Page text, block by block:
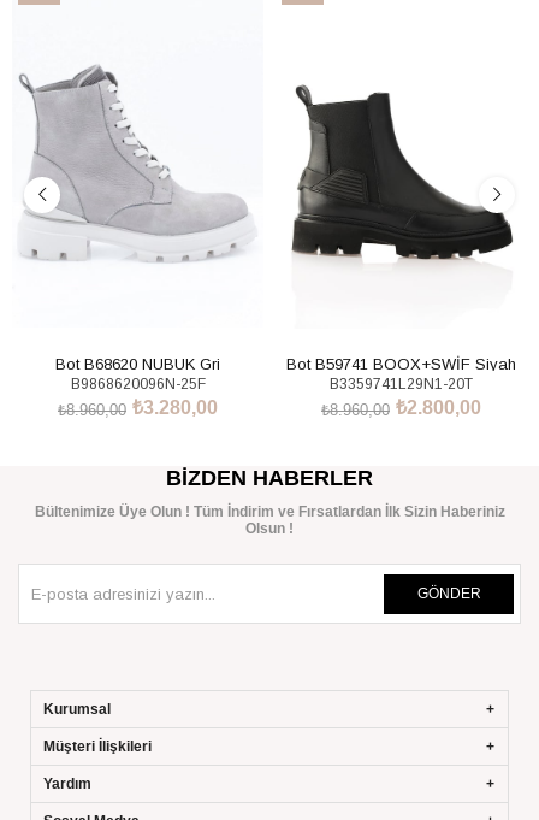
Bot B68620 NUBUK Gri
B9868620096N-25F
₺3.280,00
₺8.960,00
Bot B59741 BOOX+SWİF Siyah
B3359741L29N1-20T
₺2.800,00
₺8.960,00
BIZDEN HABERLER
Bültenimize Üye Olun ! Tüm İndirim ve Fırsatlardan İlk Sizin Haberiniz
Olsun !
GÖNDER
Kurumsal
Müşteri İlişkileri
Yardım